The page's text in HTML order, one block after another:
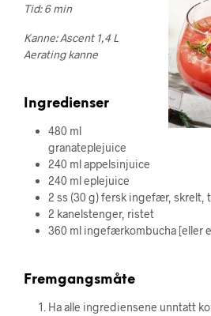
Tid: 6 min
Kanne: Ascent 1,4 L
Aerating kanne
Ingredienser
480 ml
granateplejuice
240 ml appelsinjuice
240 ml eplejuice
2 ss (30 g) fersk ingefær, skrelt,
2 kanelstenger, ristet
360 ml ingefærkombucha [eller
Fremgangsmåte
Ha alle ingrediensene unntatt